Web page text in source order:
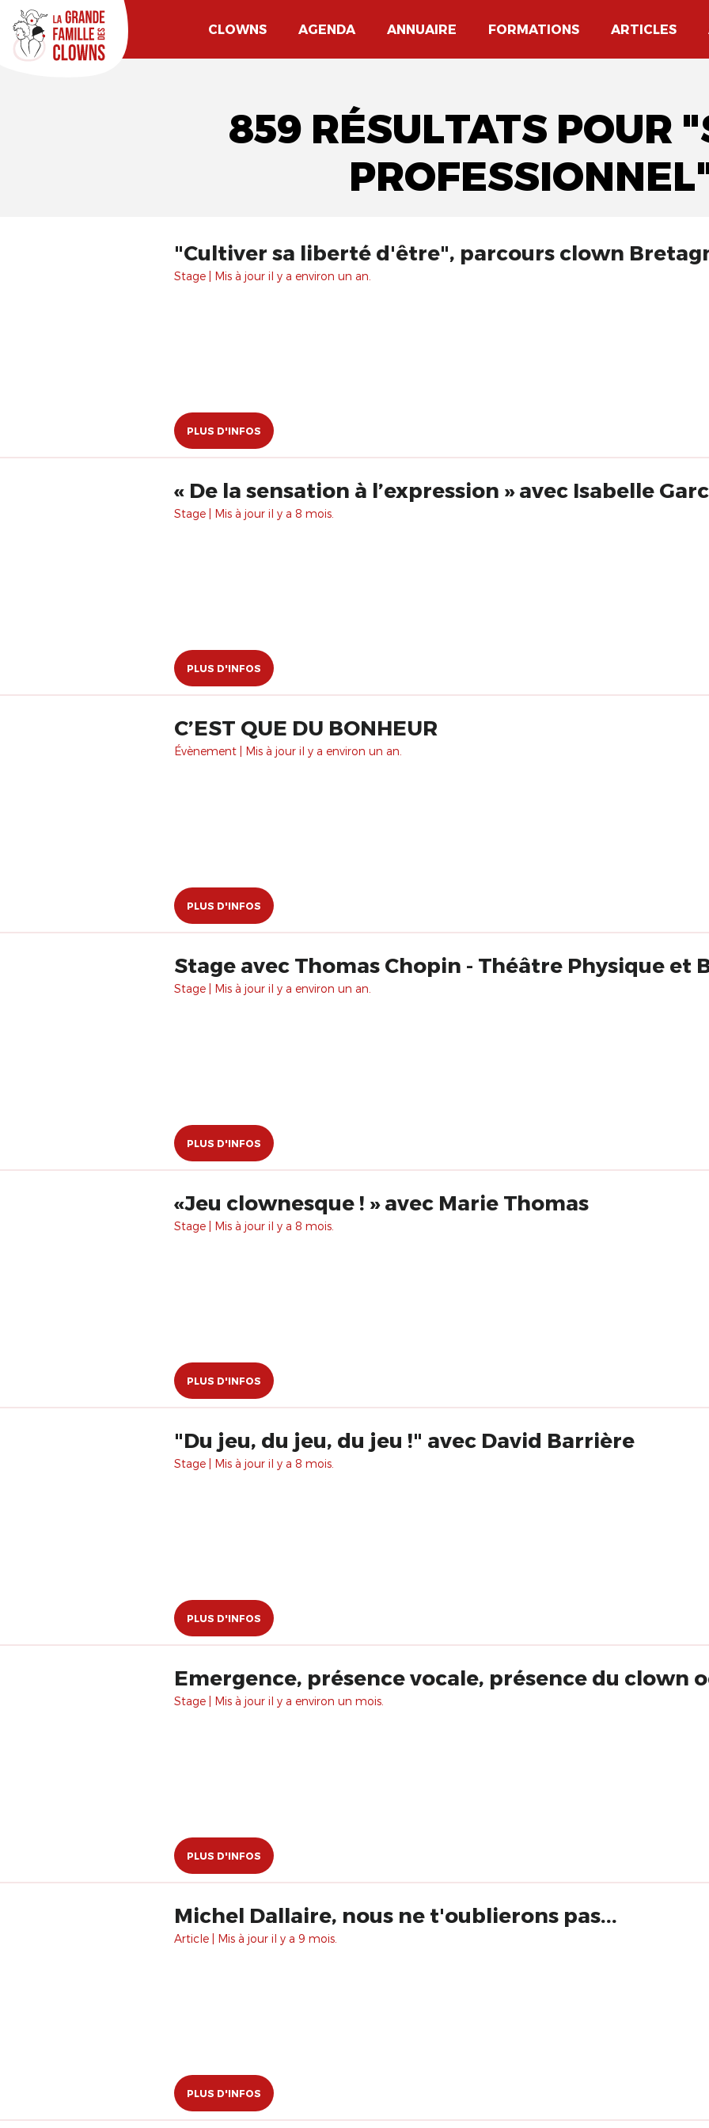
CLOWNS AGENDA ANNUAIRE FORMATIONS ARTICLES
859 RÉSULTATS POUR
"Cultiver sa liberté d'être", parcours clown
Stage | Mis à jour il y a environ un an.
PLUS D'INFOS
« De la sensation à l’expression » avec Isabelle
Stage | Mis à jour il y a 8 mois.
PLUS D'INFOS
C’EST QUE DU BONHEUR
Évènement | Mis à jour il y a environ un an.
PLUS D'INFOS
Stage avec Thomas Chopin - Théâtre Physique et
Stage | Mis à jour il y a environ un an.
PLUS D'INFOS
«Jeu clownesque ! » avec Marie Thomas
Stage | Mis à jour il y a 8 mois.
PLUS D'INFOS
"Du jeu, du jeu, du jeu !" avec David Barrière
Stage | Mis à jour il y a 8 mois.
PLUS D'INFOS
Emergence, présence vocale, présence du clown
Stage | Mis à jour il y a environ un mois.
PLUS D'INFOS
Michel Dallaire, nous ne t'oublierons pas...
Article | Mis à jour il y a 9 mois.
PLUS D'INFOS